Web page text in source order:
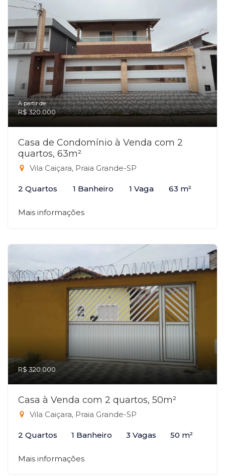
A partir de:
R$ 320.000
Casa de Condomínio à Venda com 2
quartos, 63m²
Vila Caiçara, Praia Grande-SP
2 Quartos 1 Banheiro 1 Vaga 63 m²
Mais informações
R$ 320.000
Casa à Venda com 2 quartos, 50m²
Vila Caiçara, Praia Grande-SP
2 Quartos 1 Banheiro 3 Vagas 50 m²
Mais informações